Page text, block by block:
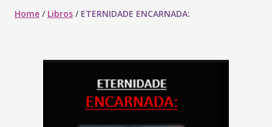
Home / Libros / ETERNIDADE ENCARNADA: